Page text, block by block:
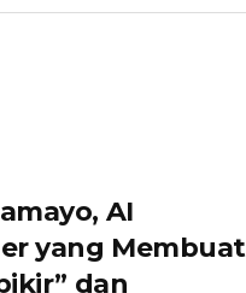
AI
yang Membuat
dan